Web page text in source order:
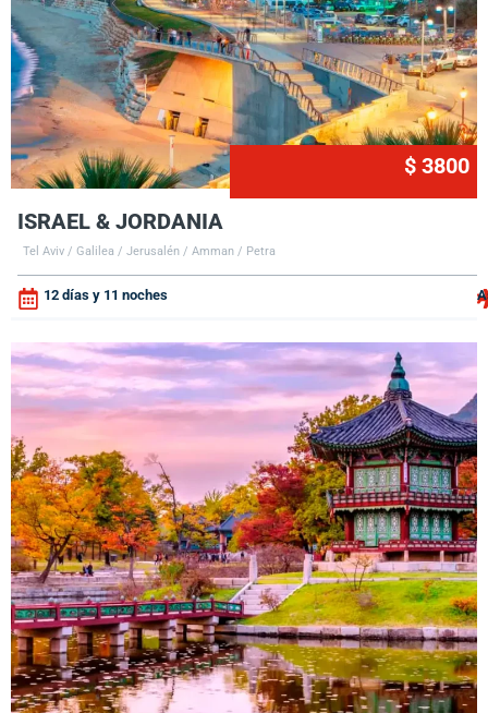
$ 3800
ISRAEL & JORDANIA
Tel Aviv / Galilea / Jerusalén / Amman / Petra
12 días y 11 noches